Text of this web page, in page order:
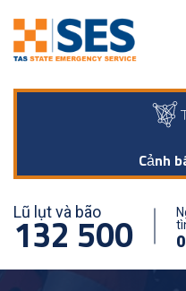
Cảnh
Lũ lụt và bão
132 500